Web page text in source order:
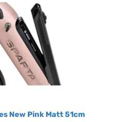
New Pink Matt 51cm